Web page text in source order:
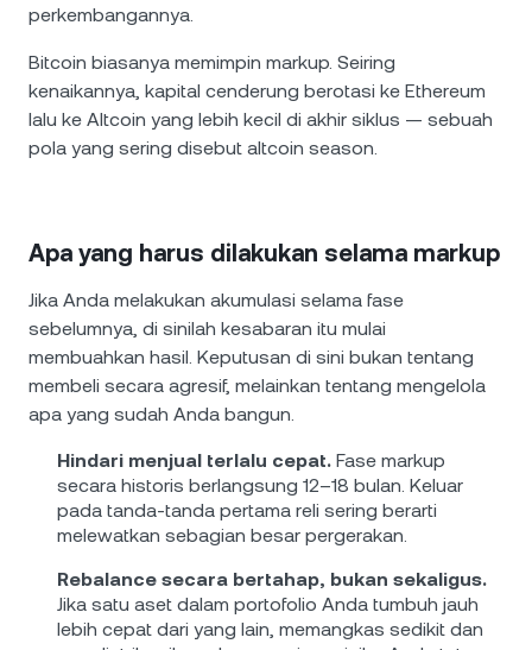
perkembangannya.
Bitcoin biasanya memimpin markup. Seiring
kenaikannya, kapital cenderung berotasi ke Ethereum
lalu ke Altcoin yang lebih kecil di akhir siklus — sebuah
pola yang sering disebut altcoin season.
Apa yang harus dilakukan selama markup
Jika Anda melakukan akumulasi selama fase
sebelumnya, di sinilah kesabaran itu mulai
membuahkan hasil. Keputusan di sini bukan tentang
membeli secara agresif, melainkan tentang mengelola
apa yang sudah Anda bangun.
Hindari menjual terlalu cepat. Fase markup
secara historis berlangsung 12–18 bulan. Keluar
pada tanda-tanda pertama reli sering berarti
melewatkan sebagian besar pergerakan.
Rebalance secara bertahap, bukan sekaligus.
Jika satu aset dalam portofolio Anda tumbuh jauh
lebih cepat dari yang lain, memangkas sedikit dan